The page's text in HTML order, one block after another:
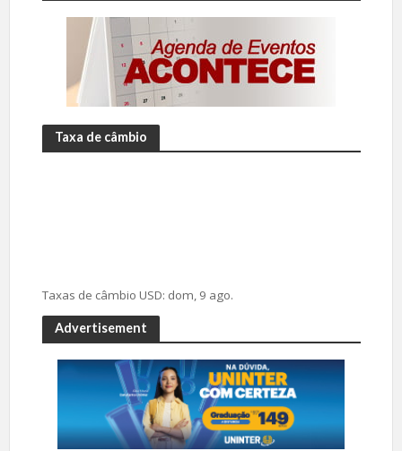
Taxa de câmbio
Taxas de câmbio USD: dom, 9 ago.
Advertisement